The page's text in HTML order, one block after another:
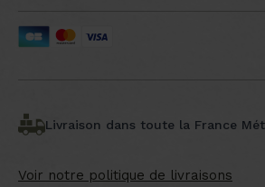
Livraison dans toute la France
Voir notre politique de livraisons